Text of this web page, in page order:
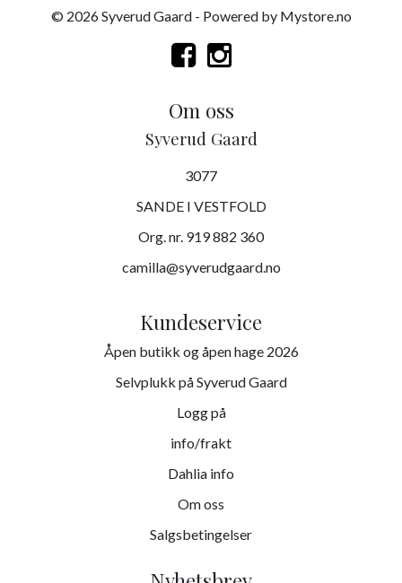
© 2026 Syverud Gaard - Powered by Mystore.no
Om oss
Syverud Gaard
3077
SANDE I VESTFOLD
Org. nr. 919 882 360
camilla@syverudgaard.no
Kundeservice
Åpen butikk og åpen hage 2026
Selvplukk på Syverud Gaard
Logg på
info/frakt
Dahlia info
Om oss
Salgsbetingelser